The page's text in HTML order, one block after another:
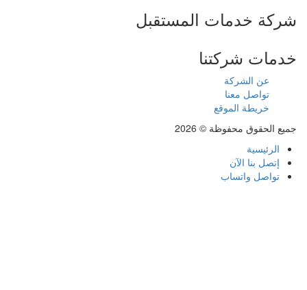
شركة خدمات المستقبل
خدمات شركتنا
عن الشركة
تواصل معنا
خريطة الموقع
جميع الحقوق محفوظة © 2026
الرئيسية
إتصل بنا الآن
تواصل واتساب